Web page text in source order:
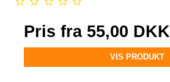
Pris fra 55,00 DKK
VIS PRODUKT